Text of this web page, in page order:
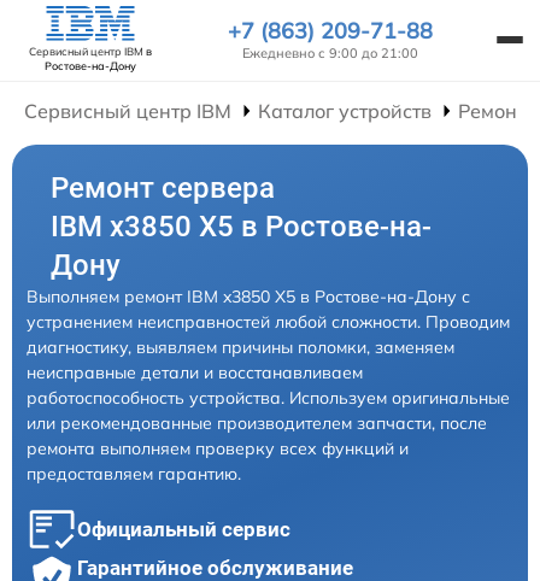
Сервисный центр IBM в
Ростове-на-Дону
+7 (863) 209-71-88
Ежедневно с 9:00 до 21:00
Сервисный центр IBM Каталог устройств Ремонт
Ремонт сервера
IBM x3850 X5 в Ростове-на-
Дону
Выполняем ремонт IBM x3850 X5 в Ростове-на-Дону с
устранением неисправностей любой сложности. Проводим
диагностику, выявляем причины поломки, заменяем
неисправные детали и восстанавливаем
работоспособность устройства. Используем оригинальные
или рекомендованные производителем запчасти, после
ремонта выполняем проверку всех функций и
предоставляем гарантию.
Официальный сервис
Гарантийное обслуживание